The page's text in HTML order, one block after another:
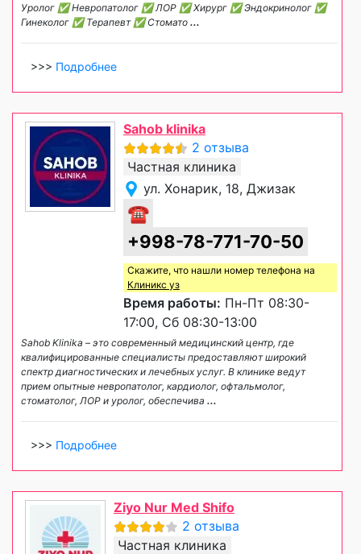
Уролог ✅ Невропатолог ✅ ЛОР ✅ Хирург ✅ Эндокринолог ✅
Гинеколог ✅ Терапевт ✅ Стомато ...
>>> Подробнее
Sahob klinika
2 отзыва
Частная клиника
ул. Хонарик, 18, Джизак
☎
+998-78-771-70-50
Скажите, что нашли номер телефона на
Клиникс уз
Время работы: Пн-Пт 08:30-
17:00, Сб 08:30-13:00
Sahob Klinika – это современный медицинский центр, где
квалифицированные специалисты предоставляют широкий
спектр диагностических и лечебных услуг. В клинике ведут
прием опытные невропатолог, кардиолог, офтальмолог,
стоматолог, ЛОР и уролог, обеспечива ...
>>> Подробнее
Ziyo Nur Med Shifo
2 отзыва
Частная клиника